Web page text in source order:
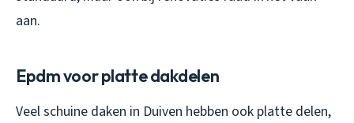
aan.
Epdm voor platte dakdelen
Veel schuine daken in Duiven hebben ook platte delen,